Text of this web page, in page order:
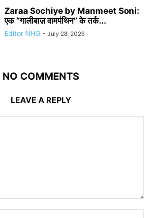
Zaraa Sochiye by Manmeet Soni:
एक “गालीबाज़ वामपंथिन” के तर्क...
Editor NHG - July 28, 2026
NO COMMENTS
LEAVE A REPLY